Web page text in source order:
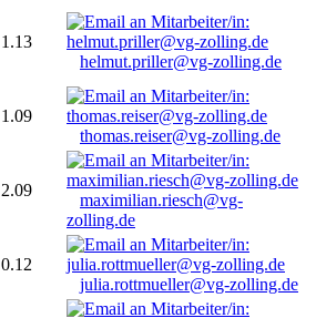
1.13
helmut.priller@vg-zolling.de
1.09
thomas.reiser@vg-zolling.de
2.09
maximilian.riesch@vg-
zolling.de
0.12
julia.rottmueller@vg-zolling.de